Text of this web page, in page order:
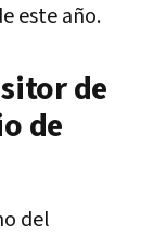
este año.
de
de
del